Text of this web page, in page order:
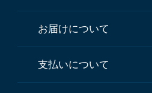
お届けについて
支払いについて